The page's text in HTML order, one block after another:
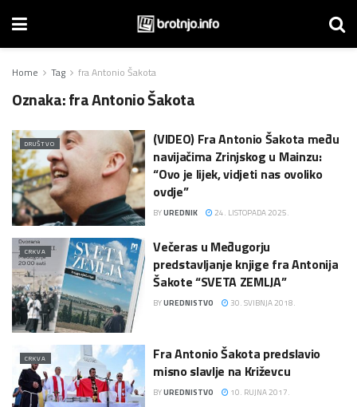
Home Tag fra Antonio Šakota
Oznaka:fra Antonio Šakota
DRUŠTVO
(VIDEO) Fra Antonio Šakota među
navijačima Zrinjskog u Mainzu:
“Ovo je lijek, vidjeti nas ovoliko
ovdje”
BYUREDNIK 24. LISTOPADA 2025.
CRKVA
Večeras u Međugorju
predstavljanje knjige fra Antonija
Šakote “SVETA ZEMLJA”
BYUREDNISTVO 30. SVIBNJA 2018.
CRKVA
Fra Antonio Šakota predslavio
misno slavlje na Križevcu
BYUREDNISTVO 10. RUJNA 2017.